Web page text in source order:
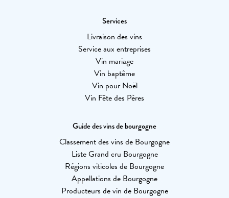
Services
Livraison des vins
Service aux entreprises
Vin mariage
Vin baptême
Vin pour Noël
Vin Fête des Pères
Guide des vins de bourgogne
Classement des vins de Bourgogne
Liste Grand cru Bourgogne
Régions viticoles de Bourgogne
Appellations de Bourgogne
Producteurs de vin de Bourgogne